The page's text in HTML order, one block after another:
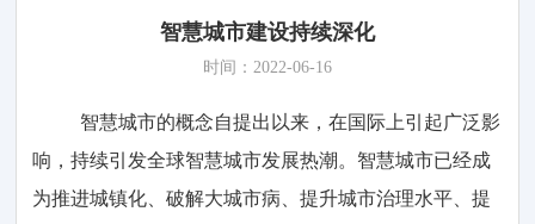
智慧城市建设持续深化
时间：2022-06-16
智慧城市的概念自提出以来，在国际上引起广泛影
响，持续引发全球智慧城市发展热潮。智慧城市已经成
为推进城镇化、破解大城市病、提升城市治理水平、提